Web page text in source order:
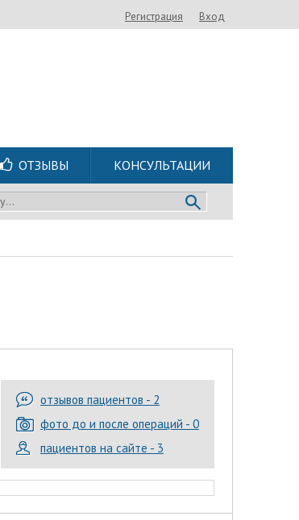
Регистрация Вход
ОТЗЫВЫ КОНСУЛЬТАЦИИ
отзывов пациентов - 2
фото до и после операций - 0
пациентов на сайте - 3